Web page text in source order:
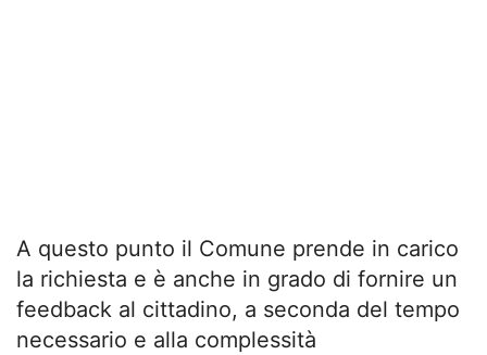
A questo punto il Comune prende in carico
la richiesta e è anche in grado di fornire un
feedback al cittadino, a seconda del tempo
necessario e alla complessità